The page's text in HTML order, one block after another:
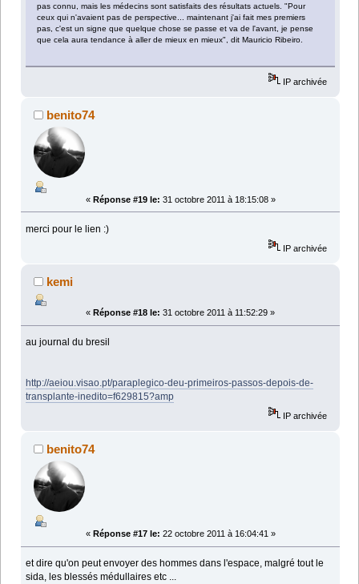
pas connu, mais les médecins sont satisfaits des résultats actuels. "Pour
ceux qui n'avaient pas de perspective... maintenant j'ai fait mes premiers
pas, c'est un signe que quelque chose se passe et va de l'avant, je pense
que cela aura tendance à aller de mieux en mieux", dit Mauricio Ribeiro.
IP archivée
benito74
« Réponse #19 le: 31 octobre 2011 à 18:15:08 »
merci pour le lien :)
IP archivée
kemi
« Réponse #18 le: 31 octobre 2011 à 11:52:29 »
au journal du bresil
http://aeiou.visao.pt/paraplegico-deu-primeiros-passos-depois-de-
transplante-inedito=f629815?amp
IP archivée
benito74
« Réponse #17 le: 22 octobre 2011 à 16:04:41 »
et dire qu'on peut envoyer des hommes dans l'espace, malgré tout le
sida, les blessés médullaires etc ...